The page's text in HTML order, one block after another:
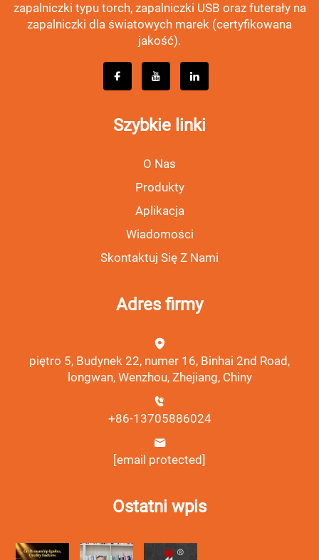
zapalniczki typu torch, zapalniczki USB oraz futerały na
zapalniczki dla światowych marek (certyfikowana
jakość).
Szybkie linki
O Nas
Produkty
Aplikacja
Wiadomości
Skontaktuj Się Z Nami
Adres firmy
piętro 5, Budynek 22, numer 16, Binhai 2nd Road,
longwan, Wenzhou, Zhejiang, Chiny
+86-13705886024
[email protected]
Ostatni wpis